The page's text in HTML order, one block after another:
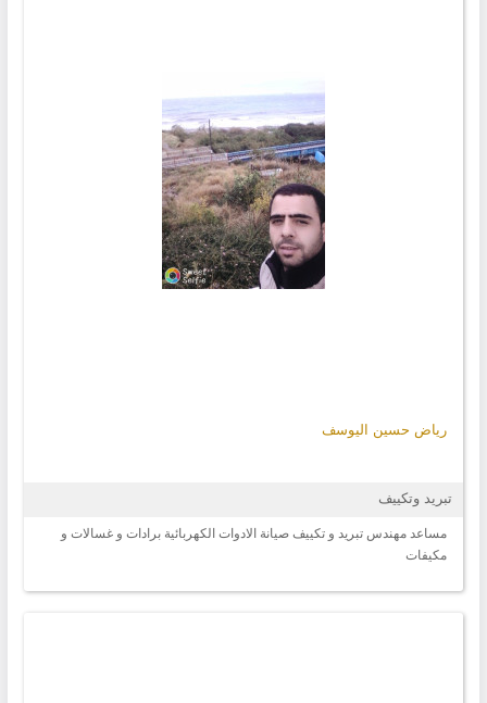
رياض حسين اليوسف
تبريد وتكييف
مساعد مهندس تبريد و تكييف صيانة الادوات الكهربائية برادات و غسالات و
مكيفات